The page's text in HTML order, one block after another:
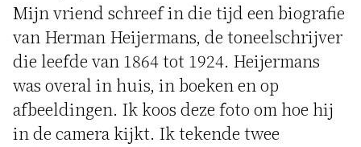
Mijn vriend schreef in die tijd een biografie
van Herman Heijermans, de toneelschrijver
die leefde van 1864 tot 1924. Heijermans
was overal in huis, in boeken en op
afbeeldingen. Ik koos deze foto om hoe hij
in de camera kijkt. Ik tekende twee